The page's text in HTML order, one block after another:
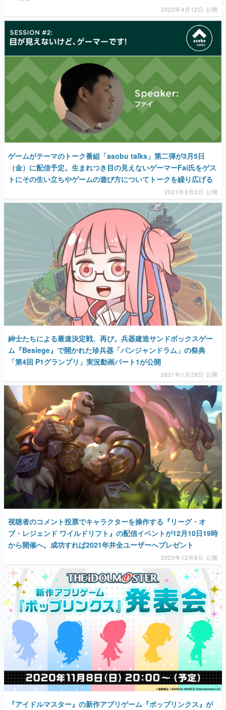
2022年4月12日 公開
ゲームがテーマのトーク番組「asobu talks」第二弾が3月5日
（金）に配信予定。生まれつき目の見えないゲーマーFai氏をゲス
トにその生い立ちやゲームの遊び方についてトークを繰り広げる
2021年3月2日 公開
紳士たちによる最速決定戦、再び。兵器建造サンドボックスゲー
ム『Besiege』で開かれた珍兵器「パンジャンドラム」の祭典
「第4回 P1グランプリ」実況動画パート1が公開
2021年1月29日 公開
視聴者のコメント投票でキャラクターを操作する『リーグ・オ
ブ・レジェンド ワイルドリフト』の配信イベントが12月10日19時
から開催へ。成功すれば2021年井全ユーザーへプレゼント
2020年12月8日 公開
『アイドルマスター』の新作アプリゲーム『ポップリンクス』が